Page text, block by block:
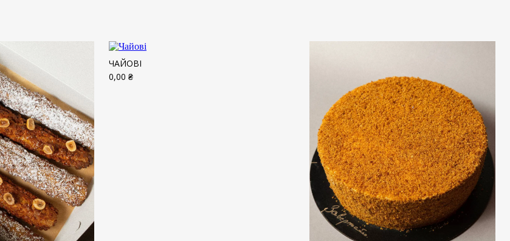
ЧАЙОВІ
0,00 ₴